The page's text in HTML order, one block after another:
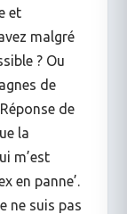
et
malgré
? Ou
de
de
la
m’est
en panne’.
ne suis pas